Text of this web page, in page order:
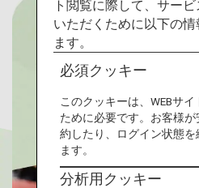
行き先
旅のお役立ち情報
ANA サービス
ト閲覧に際して、サー
いただくために以下の
ます。
必須クッキー
このクッキーは、WEBサ
ために必要です。お客様
約したり、ログイン状態
ます。
分析用クッキー